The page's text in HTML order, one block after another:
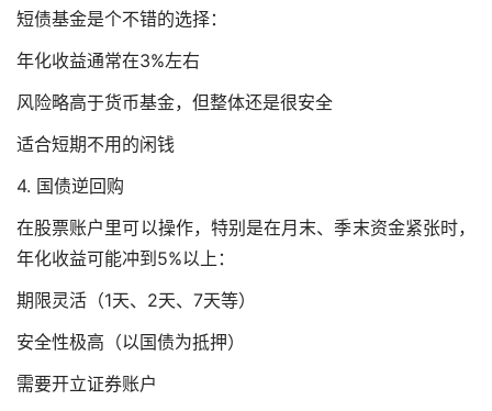
短债基金是个不错的选择：
年化收益通常在3%左右
风险略高于货币基金，但整体还是很安全
适合短期不用的闲钱
4. 国债逆回购
在股票账户里可以操作，特别是在月末、季末资金紧张时，
年化收益可能冲到5%以上：
期限灵活（1天、2天、7天等）
安全性极高（以国债为抵押）
需要开立证券账户